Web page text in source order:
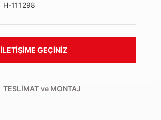
H-111298
İLETIŞIME GEÇINIZ
TESLİMAT ve MONTAJ